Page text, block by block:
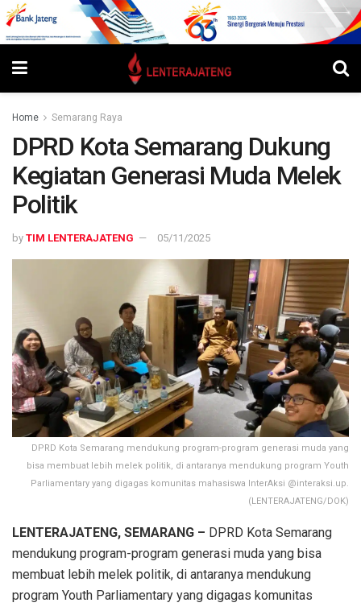
Home Semarang Raya
DPRD Kota Semarang Dukung
Kegiatan Generasi Muda Melek
Politik
by TIM LENTERAJATENG 05/11/2025
DPRD Kota Semarang mendukung program-program generasi muda yang
bisa membuat lebih melek politik, di antaranya mendukung program Youth
Parliamentary yang digagas komunitas mahasiswa InterAksi @interaksi.up.
(LENTERAJATENG/DOK)
LENTERAJATENG, SEMARANG – DPRD Kota Semarang
mendukung program-program generasi muda yang bisa
membuat lebih melek politik, di antaranya mendukung
program Youth Parliamentary yang digagas komunitas